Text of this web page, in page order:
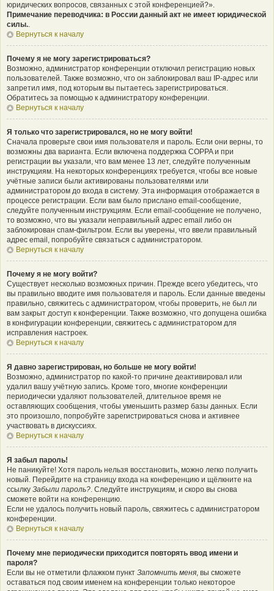
юридических вопросов, связанных с этой конференцией?».
Примечание переводчика: в России данный акт не имеет юридической
силы..
Вернуться к началу
Почему я не могу зарегистрироваться?
Возможно, администратор конференции отключил регистрацию новых
пользователей. Также возможно, что он заблокировал ваш IP-адрес или
запретил имя, под которым вы пытаетесь зарегистрироваться.
Обратитесь за помощью к администратору конференции.
Вернуться к началу
Я только что зарегистрировался, но не могу войти!
Сначала проверьте свои имя пользователя и пароль. Если они верны, то
возможны два варианта. Если включена поддержка COPPA и при
регистрации вы указали, что вам менее 13 лет, следуйте полученным
инструкциям. На некоторых конференциях требуется, чтобы все новые
учётные записи были активированы пользователями или
администратором до входа в систему. Эта информация отображается в
процессе регистрации. Если вам было прислано email-сообщение,
следуйте полученным инструкциям. Если email-сообщение не получено,
то возможно, что вы указали неправильный адрес email либо он
заблокирован спам-фильтром. Если вы уверены, что ввели правильный
адрес email, попробуйте связаться с администратором.
Вернуться к началу
Почему я не могу войти?
Существует несколько возможных причин. Прежде всего убедитесь, что
вы правильно вводите имя пользователя и пароль. Если данные введены
правильно, свяжитесь с администратором, чтобы проверить, не был ли
вам закрыт доступ к конференции. Также возможно, что допущена ошибка
в конфигурации конференции, свяжитесь с администратором для
исправления настроек.
Вернуться к началу
Я давно зарегистрирован, но больше не могу войти!
Возможно, администратор по какой-то причине деактивировал или
удалил вашу учётную запись. Кроме того, многие конференции
периодически удаляют пользователей, длительное время не
оставляющих сообщения, чтобы уменьшить размер базы данных. Если
это произошло, попробуйте зарегистрироваться снова и активнее
участвовать в дискуссиях.
Вернуться к началу
Я забыл пароль!
Не паникуйте! Хотя пароль нельзя восстановить, можно легко получить
новый. Перейдите на страницу входа на конференцию и щёлкните на
ссылку Забыли пароль?. Следуйте инструкциям, и скоро вы снова
сможете войти на конференцию.
Если не удалось получить новый пароль, свяжитесь с администратором
конференции.
Вернуться к началу
Почему мне периодически приходится повторять ввод имени и
пароля?
Если вы не отметили флажком пункт Запомнить меня, вы сможете
оставаться под своим именем на конференции только некоторое